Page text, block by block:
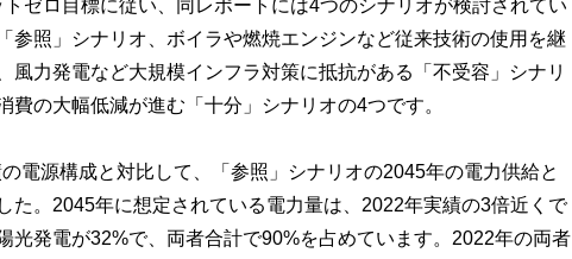
トゼロ目標に従い、同レポートには4つのシナリオが検討されてい
参照」シナリオ、ボイラや燃焼エンジンなど従来技術の使用を継
風力発電など大規模インフラ対策に抵抗がある「不受容」シナリ
費の大幅低減が進む「十分」シナリオの4つです。
電源構成と対比して、「参照」シナリオの2045年の電力供給と
た。2045年に想定されている電力量は、2022年実績の3倍近くで
光発電が32%で、両者合計で90%を占めています。2022年の両者